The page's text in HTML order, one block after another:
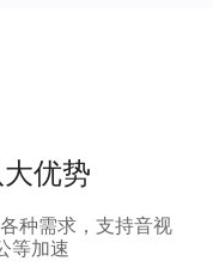
优势
种需求，支持音视
等加速